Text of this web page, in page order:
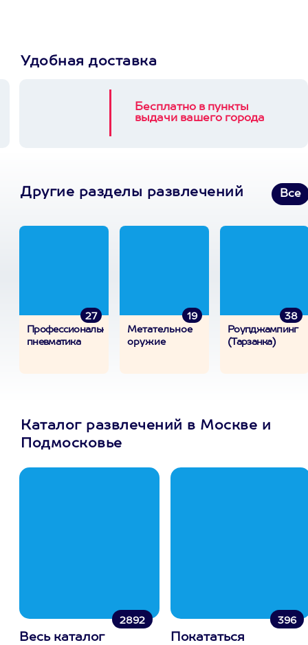
Удобная доставка
Бесплатно в пункты
выдачи вашего города
Другие разделы развлечений Все
27
Профессиональная
пневматика
19
Метательное
оружие
38
Роупджампинг
(Тарзанка)
Каталог развлечений в Москве и
Подмосковье
2892
Весь каталог
396
Покататься